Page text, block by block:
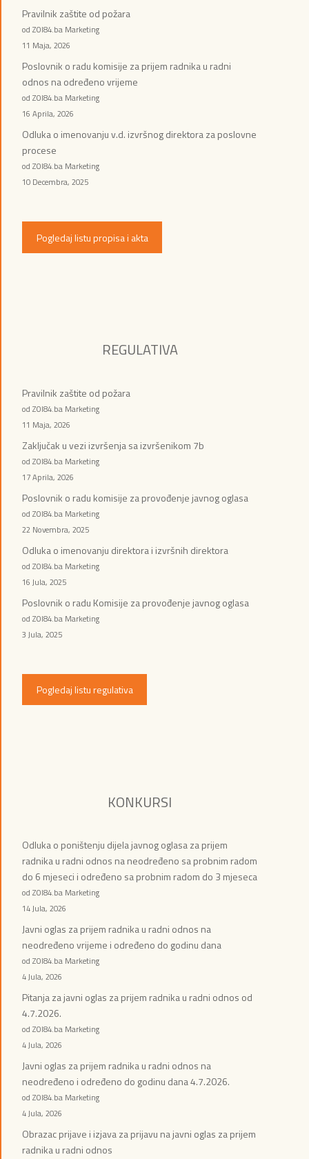
Pravilnik zaštite od požara
od ZOI84.ba Marketing
11 Maja, 2026
Poslovnik o radu komisije za prijem radnika u radni
odnos na određeno vrijeme
od ZOI84.ba Marketing
16 Aprila, 2026
Odluka o imenovanju v.d. izvršnog direktora za poslovne
procese
od ZOI84.ba Marketing
10 Decembra, 2025
Pogledaj listu propisa i akta
REGULATIVA
Pravilnik zaštite od požara
od ZOI84.ba Marketing
11 Maja, 2026
Zaključak u vezi izvršenja sa izvršenikom 7b
od ZOI84.ba Marketing
17 Aprila, 2026
Poslovnik o radu komisije za provođenje javnog oglasa
od ZOI84.ba Marketing
22 Novembra, 2025
Odluka o imenovanju direktora i izvršnih direktora
od ZOI84.ba Marketing
16 Jula, 2025
Poslovnik o radu Komisije za provođenje javnog oglasa
od ZOI84.ba Marketing
3 Jula, 2025
Pogledaj listu regulativa
KONKURSI
Odluka o poništenju dijela javnog oglasa za prijem
radnika u radni odnos na neodređeno sa probnim radom
do 6 mjeseci i određeno sa probnim radom do 3 mjeseca
od ZOI84.ba Marketing
14 Jula, 2026
Javni oglas za prijem radnika u radni odnos na
neodređeno vrijeme i određeno do godinu dana
od ZOI84.ba Marketing
4 Jula, 2026
Pitanja za javni oglas za prijem radnika u radni odnos od
4.7.2026.
od ZOI84.ba Marketing
4 Jula, 2026
Javni oglas za prijem radnika u radni odnos na
neodređeno i određeno do godinu dana 4.7.2026.
od ZOI84.ba Marketing
4 Jula, 2026
Obrazac prijave i izjava za prijavu na javni oglas za prijem
radnika u radni odnos